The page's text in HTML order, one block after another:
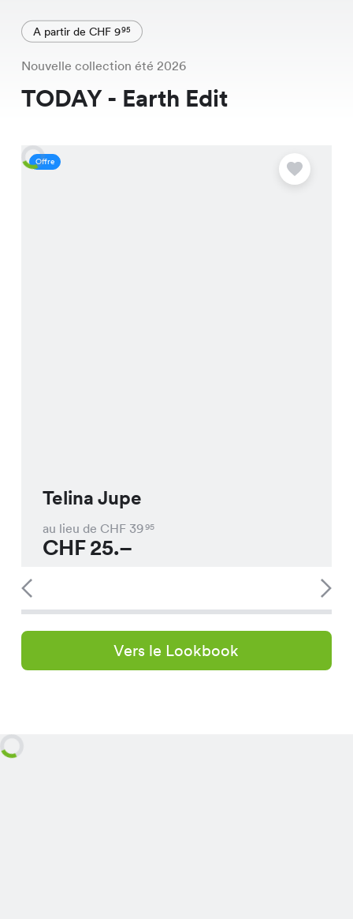
A partir de CHF 995
Nouvelle collection été 2026
TODAY - Earth Edit
Offre
Telina Jupe
au lieu de CHF 3995
CHF25.–
Vers le Lookbook